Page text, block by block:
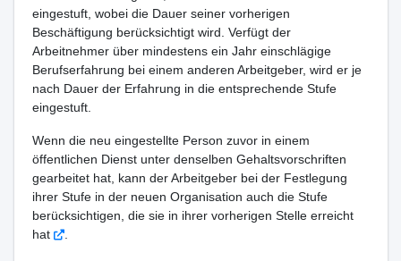
eingestuft, wobei die Dauer seiner vorherigen
Beschäftigung berücksichtigt wird. Verfügt der
Arbeitnehmer über mindestens ein Jahr einschlägige
Berufserfahrung bei einem anderen Arbeitgeber, wird er je
nach Dauer der Erfahrung in die entsprechende Stufe
eingestuft.
Wenn die neu eingestellte Person zuvor in einem
öffentlichen Dienst unter denselben Gehaltsvorschriften
gearbeitet hat, kann der Arbeitgeber bei der Festlegung
ihrer Stufe in der neuen Organisation auch die Stufe
berücksichtigen, die sie in ihrer vorherigen Stelle erreicht
hat
.